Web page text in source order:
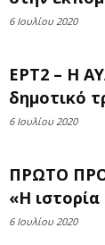
6 Ιουλίου 2020
ΕΡΤ2 – Η
δημοτικό
6 Ιουλίου 2020
ΠΡΩΤΟ
«Η
6 Ιουλίου 2020